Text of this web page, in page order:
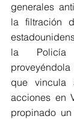
generales
la filtración
la Policía
que vincula
acciones en
propinado